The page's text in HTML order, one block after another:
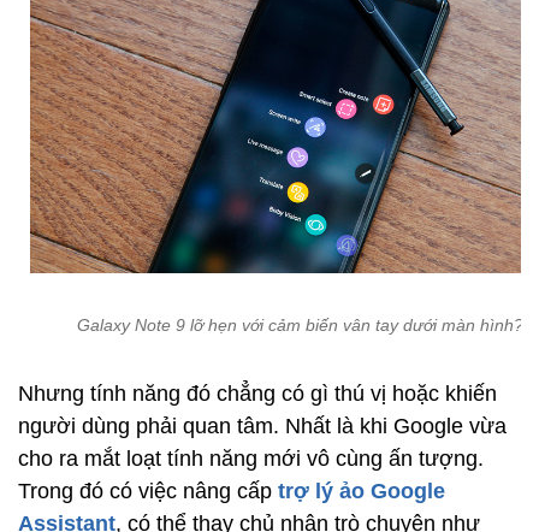
Galaxy Note 9 lỡ hẹn với cảm biến vân tay dưới màn hình?
Nhưng tính năng đó chẳng có gì thú vị hoặc khiến
người dùng phải quan tâm. Nhất là khi Google vừa
cho ra mắt loạt tính năng mới vô cùng ấn tượng.
Trong đó có việc nâng cấp trợ lý ảo Google
Assistant, có thể thay chủ nhân trò chuyện như